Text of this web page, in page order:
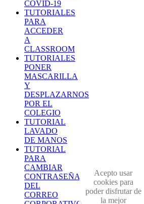
COVID-19
TUTORIALES
PARA
ACCEDER
A
CLASSROOM
TUTORIALES
PONER
MASCARILLA
Y
DESPLAZARNOS
POR EL
COLEGIO
TUTORIAL
LAVADO
DE MANOS
TUTORIAL
PARA
CAMBIAR
CONTRASEÑA
DEL
CORREO
Acepto usar
cookies para
poder disfrutar de
la mejor